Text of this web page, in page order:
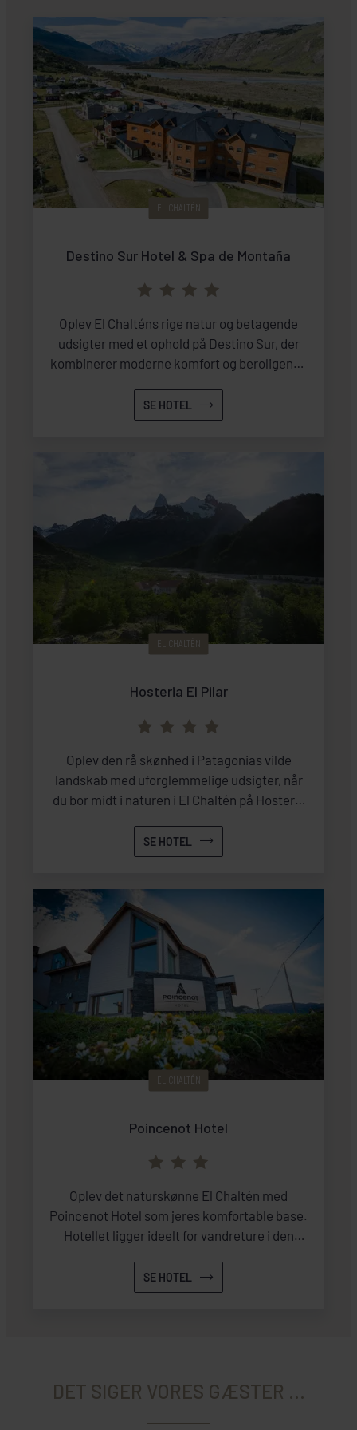
EL CHALTÉN
Destino Sur Hotel & Spa de Montaña
Oplev El Chalténs rige natur og betagende
udsigter med et ophold på Destino Sur, der
kombinerer moderne komfort og beroligende
SE HOTEL
EL CHALTÉN
Hosteria El Pilar
Oplev den rå skønhed i Patagonias vilde
landskab med uforglemmelige udsigter, når
du bor midt i naturen i El Chaltén på Hosteria
SE HOTEL
EL CHALTÉN
Poincenot Hotel
Oplev det naturskønne El Chaltén med
Poincenot Hotel som jeres komfortable base.
Hotellet ligger ideelt for vandreture i den
SE HOTEL
DET SIGER VORES GÆSTER ...